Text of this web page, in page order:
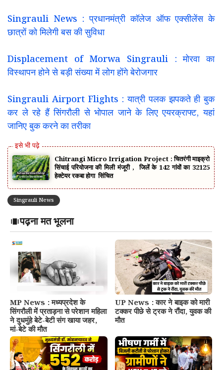
Singrauli News : प्रधानमंत्री कॉलेज ऑफ एक्सीलेंस के
छात्रों को मिलेगी बस की सुविधा
Displacement of Morwa Singrauli : मोरवा का
विस्थापन होने से बड़ी संख्या में लोग होंगे बेरोजगार
Singrauli Airport Flights : यात्री पलक झपकते ही बुक
कर ले रहे हैं सिंगरौली से भोपाल जाने के लिए एयरक्राफ्ट, यहां
जानिए बुक करने का तरीका
Chitrangi Micro Irrigation Project : चितरंगी माइक्रो
सिंचाई परियोजना की मिली मंजूरी , जिलें के 142 गांवों का 32125
हेक्टेयर रकबा होगा सिंचित
Singrauli News
पढ़ना मत भूलना
MP News : मध्यप्रदेश के
सिंगरौली में प्रताड़ना से परेशान महिला
ने दुधमुंहे बेटे-बेटी संग खाया जहर,
मां-बेटे की मौत
UP News : कार ने बाइक को मारी
टक्कर पीछे से ट्रक ने रौंदा, युवक की
मौत